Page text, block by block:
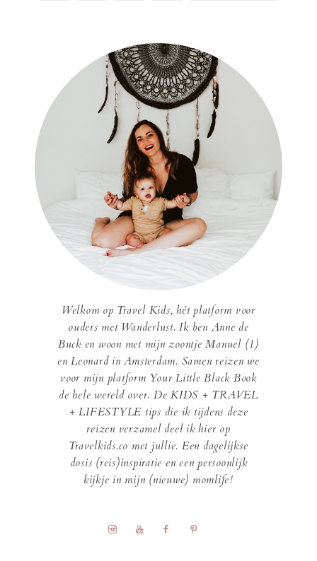
Welkom op Travel Kids, hét platform voor
ouders met Wanderlust. Ik ben Anne de
Buck en woon met mijn zoontje Manuel (1)
en Leonard in Amsterdam. Samen reizen we
voor mijn platform Your Little Black Book
de hele wereld over. De KIDS + TRAVEL
+ LIFESTYLE tips die ik tijdens deze
reizen verzamel deel ik hier op
Travelkids.co met jullie. Een dagelijkse
dosis (reis)inspiratie en een persoonlijk
kijkje in mijn (nieuwe) momlife!